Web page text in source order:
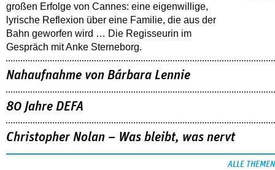
großen Erfolge von Cannes: eine eigenwillige,
lyrische Reflexion über eine ­Familie, die aus der
Bahn geworfen wird … Die Regisseurin im
Gespräch mit Anke Sterneborg.
Nahaufnahme von Bárbara Lennie
80 Jahre DEFA
Christopher Nolan – Was bleibt, was nervt
ALLE THEMEN